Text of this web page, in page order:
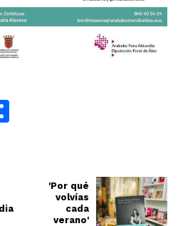
'Por qué
volvías
cada
verano'